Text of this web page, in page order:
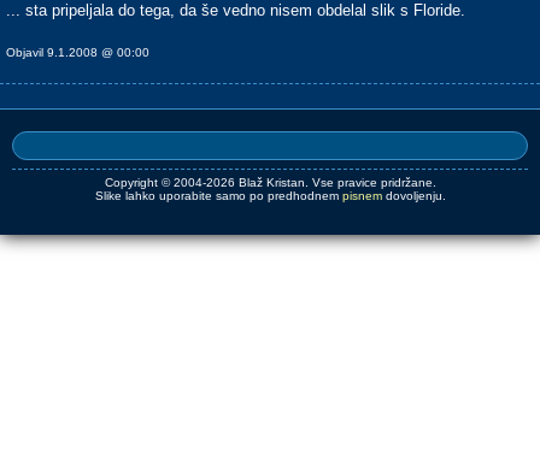
... sta pripeljala do tega, da še vedno nisem obdelal slik s Floride.
Objavil 9.1.2008 @ 00:00
Copyright © 2004-2026 Blaž Kristan. Vse pravice pridržane.
Slike lahko uporabite samo po predhodnem pisnemdovoljenju.